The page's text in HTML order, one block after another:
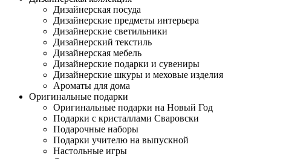
Дизайнерская посуда
Дизайнерские предметы интерьера
Дизайнерские светильники
Дизайнерский текстиль
Дизайнерская мебель
Дизайнерские подарки и сувениры
Дизайнерские шкуры и меховые изделия
Ароматы для дома
Оригинальные подарки
Оригинальные подарки на Новый Год
Подарки с кристаллами Сваровски
Подарочные наборы
Подарки учителю на выпускной
Настольные игры